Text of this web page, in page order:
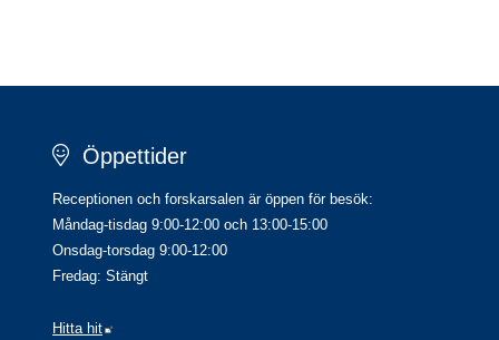
Öppettider
Receptionen och forskarsalen är öppen för besök:
Måndag-tisdag 9:00-12:00 och 13:00-15:00
Onsdag-torsdag 9:00-12:00
Fredag: Stängt
Hitta hit